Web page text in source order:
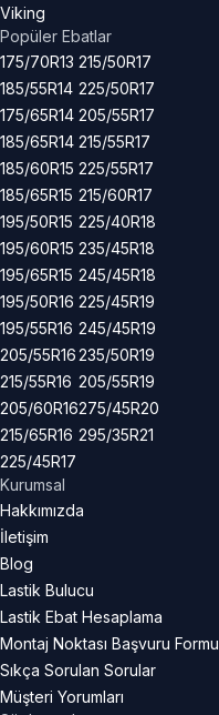
Viking
Popüler Ebatlar
175/70R13
185/55R14
175/65R14
185/65R14
185/60R15
185/65R15
195/50R15
195/60R15
195/65R15
195/50R16
195/55R16
205/55R16
215/55R16
205/60R16
215/65R16
225/45R17
215/50R17
225/50R17
205/55R17
215/55R17
225/55R17
215/60R17
225/40R18
235/45R18
245/45R18
225/45R19
245/45R19
235/50R19
205/55R19
275/45R20
295/35R21
Kurumsal
Hakkımızda
İletişim
Blog
Lastik Bulucu
Lastik Ebat Hesaplama
Montaj Noktası Başvuru Formu
Sıkça Sorulan Sorular
Müşteri Yorumları